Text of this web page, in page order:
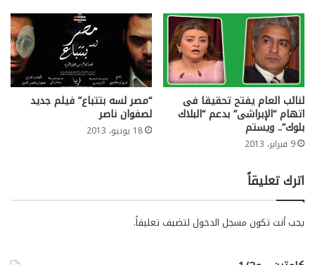
لنائب العام يفتح تحقيقا فى
اتهام “الإبراشى” بدعم “البلاك
بلوك”.. ويستم
9 فبراير، 2013
“مصر لسه بتتباع” فيلم جديد
لصفوان ناصر
18 يونيو، 2013
اترك تعليقاً
يجب أنت تكون مسجل الدخول لتضيف تعليقاً.